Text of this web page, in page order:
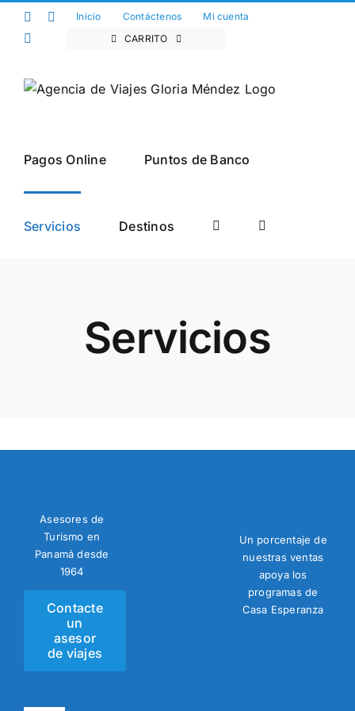
Saltar Facebook
Twitter
Inicio Contáctenos
Mi cuenta
CARRITO
Pagos Online Puntos de Banco
Servicios Destinos
Servicios
Asesores de
Turismo en
Panamá desde
1964
Contacte
un
asesor
de viajes
Un porcentaje de
nuestras ventas
apoya los
programas de
Casa Esperanza